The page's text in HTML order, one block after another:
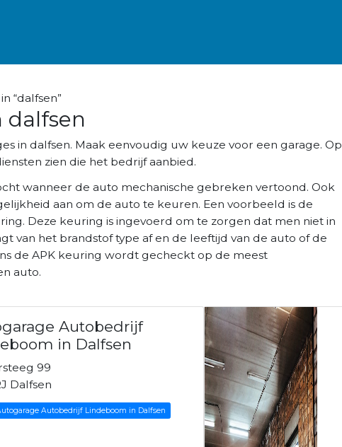
“dalfsen”
dalfsen
in dalfsen. Maak eenvoudig uw keuze voor een garage. Op
zien die het bedrijf aanbied.
wanneer de auto mechanische gebreken vertoond. Ook
aan om de auto te keuren. Een voorbeeld is de
Deze keuring is ingevoerd om te zorgen dat men niet in
van het brandstof type af en de leeftijd van de auto of de
de APK keuring wordt gecheckt op de meest
auto.
Autobedrijf
in Dalfsen
99
Dalfsen
Autobedrijf Lindeboom in Dalfsen